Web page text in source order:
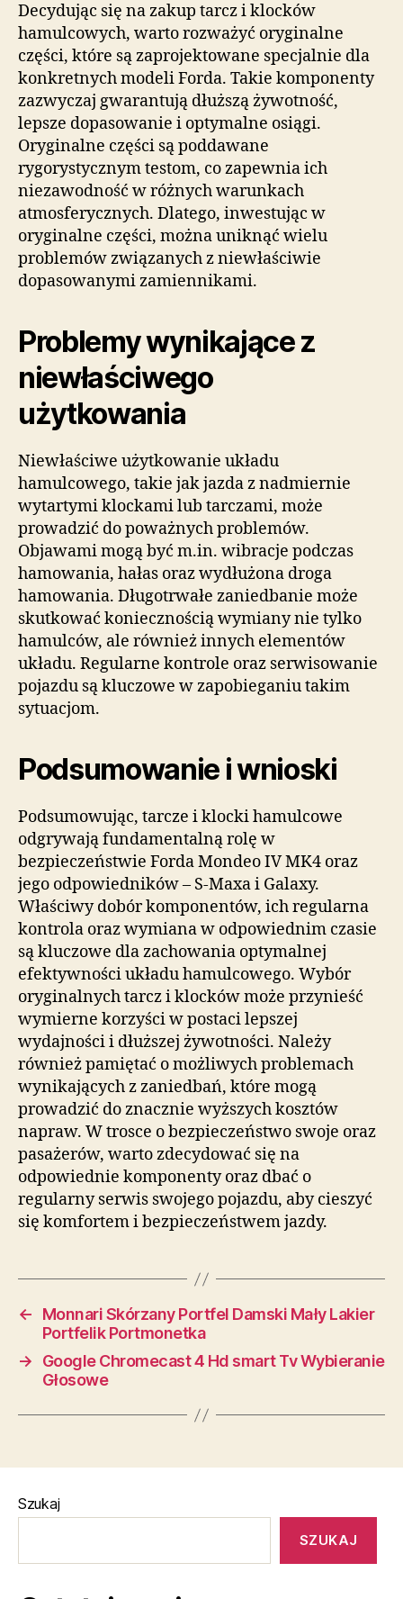
Decydując się na zakup tarcz i klocków
hamulcowych, warto rozważyć oryginalne
części, które są zaprojektowane specjalnie dla
konkretnych modeli Forda. Takie komponenty
zazwyczaj gwarantują dłuższą żywotność,
lepsze dopasowanie i optymalne osiągi.
Oryginalne części są poddawane
rygorystycznym testom, co zapewnia ich
niezawodność w różnych warunkach
atmosferycznych. Dlatego, inwestując w
oryginalne części, można uniknąć wielu
problemów związanych z niewłaściwie
dopasowanymi zamiennikami.
Problemy wynikające z
niewłaściwego
użytkowania
Niewłaściwe użytkowanie układu
hamulcowego, takie jak jazda z nadmiernie
wytartymi klockami lub tarczami, może
prowadzić do poważnych problemów.
Objawami mogą być m.in. wibracje podczas
hamowania, hałas oraz wydłużona droga
hamowania. Długotrwałe zaniedbanie może
skutkować koniecznością wymiany nie tylko
hamulców, ale również innych elementów
układu. Regularne kontrole oraz serwisowanie
pojazdu są kluczowe w zapobieganiu takim
sytuacjom.
Podsumowanie i wnioski
Podsumowując, tarcze i klocki hamulcowe
odgrywają fundamentalną rolę w
bezpieczeństwie Forda Mondeo IV MK4 oraz
jego odpowiedników – S-Maxa i Galaxy.
Właściwy dobór komponentów, ich regularna
kontrola oraz wymiana w odpowiednim czasie
są kluczowe dla zachowania optymalnej
efektywności układu hamulcowego. Wybór
oryginalnych tarcz i klocków może przynieść
wymierne korzyści w postaci lepszej
wydajności i dłuższej żywotności. Należy
również pamiętać o możliwych problemach
wynikających z zaniedbań, które mogą
prowadzić do znacznie wyższych kosztów
napraw. W trosce o bezpieczeństwo swoje oraz
pasażerów, warto zdecydować się na
odpowiednie komponenty oraz dbać o
regularny serwis swojego pojazdu, aby cieszyć
się komfortem i bezpieczeństwem jazdy.
←
Monnari Skórzany Portfel Damski Mały Lakier
Portfelik Portmonetka
→
Google Chromecast 4 Hd smart Tv Wybieranie
Głosowe
Szukaj
SZUKAJ